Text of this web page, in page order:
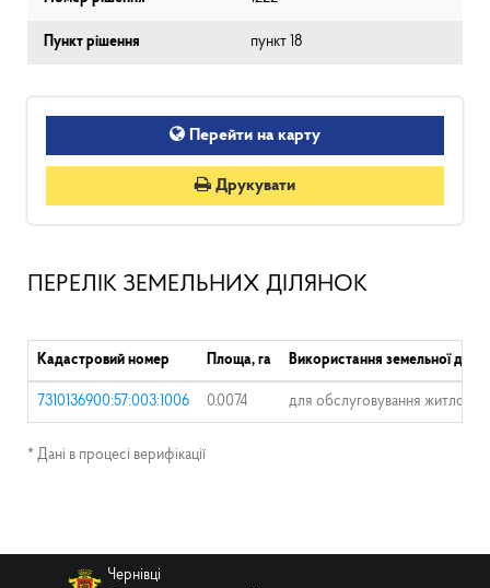
Пункт рішення пункт 18
Перейти на карту
Друкувати
ПЕРЕЛІК ЗЕМЕЛЬНИХ ДІЛЯНОК
Кадастровий номер Площа, га Використання земельної
7310136900:57:003:1006 0.0074 для обслуговування
* Дані в процесі верифікації
Чернівці